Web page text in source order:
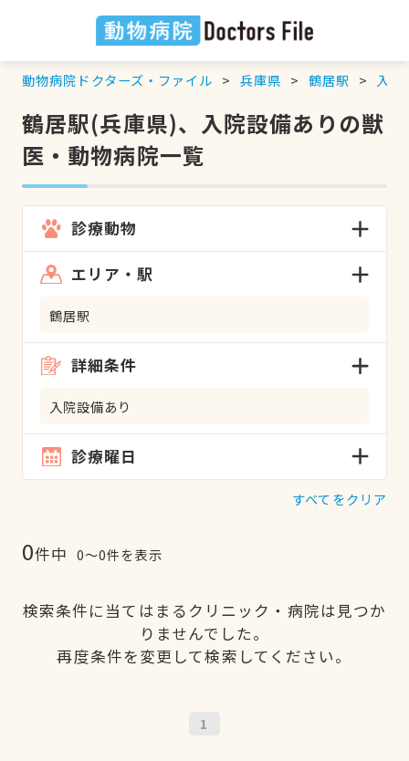
動物病院ドクターズ・ファイル 兵庫県 鶴居駅 入
鶴居駅(兵庫県)、入院設備ありの獣
医・動物病院一覧
診療動物
エリア・駅
鶴居駅
詳細条件
入院設備あり
診療曜日
すべてをクリア
0件中 0〜0件を表示
検索条件に当てはまるクリニック・病院は見つか
りませんでした。
再度条件を変更して検索してください。
1